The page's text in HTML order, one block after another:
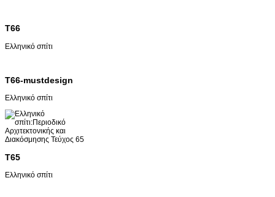
T66
Ελληνικό σπίτι
T66-mustdesign
Ελληνικό σπίτι
T65
Ελληνικό σπίτι